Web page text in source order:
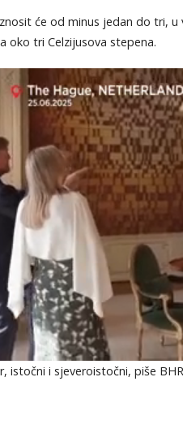
će od minus jedan do tri,
oko tri Celzijusova stepena.
istočni i sjeveroistočni, piše